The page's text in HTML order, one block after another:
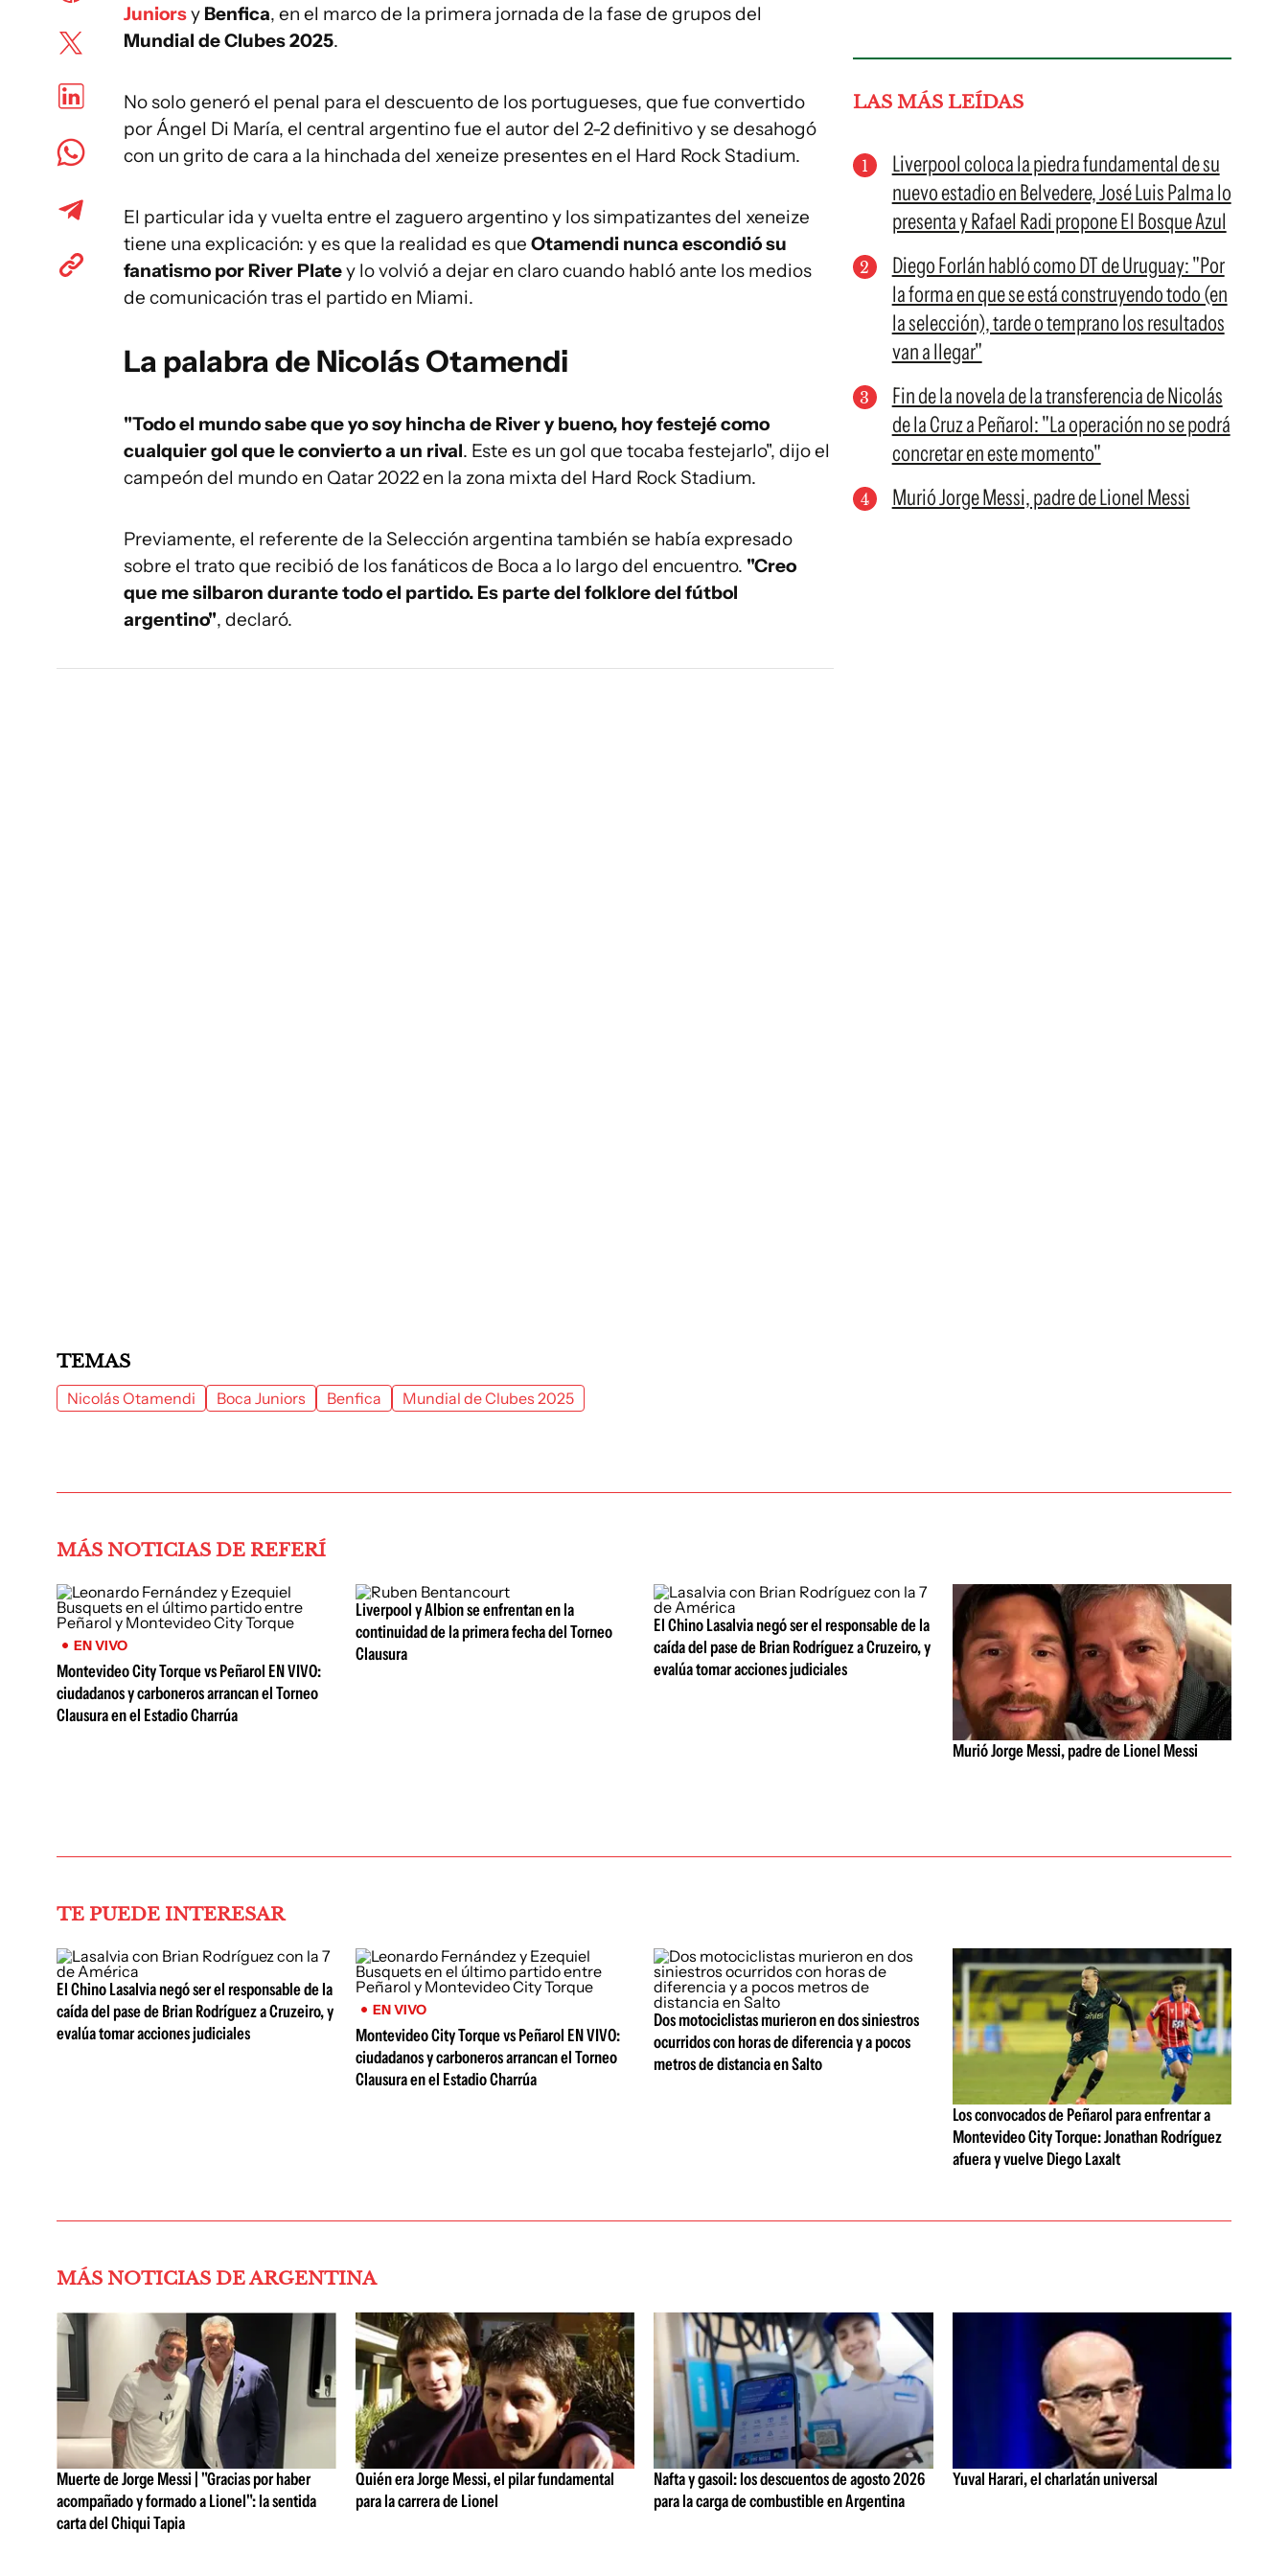
Juniorsy Benfica, en el marco de la primera jornada de la fase de grupos del
Mundial de Clubes 2025.
No solo generó el penal para el descuento de los portugueses, que fue convertido
por Ángel Di María, el central argentino fue el autor del 2-2 definitivo y se desahogó
con un grito de cara a la hinchada del xeneize presentes en el Hard Rock Stadium.
El particular ida y vuelta entre el zaguero argentino y los simpatizantes del xeneize
tiene una explicación: y es que la realidad es que Otamendi nunca escondió su
fanatismo por River Platey lo volvió a dejar en claro cuando habló ante los medios
de comunicación tras el partido en Miami.
La palabra de Nicolás Otamendi
"Todo el mundo sabe que yo soy hincha de River y bueno, hoy festejé como
cualquier gol que le convierto a un rival. Este es un gol que tocaba festejarlo", dijo el
campeón del mundo en Qatar 2022 en la zona mixta del Hard Rock Stadium.
Previamente, el referente de la Selección argentina también se había expresado
sobre el trato que recibió de los fanáticos de Boca a lo largo del encuentro. "Creo
que me silbaron durante todo el partido. Es parte del folklore del fútbol
argentino", declaró.
LAS MÁS LEÍDAS
Liverpool coloca la piedra fundamental de su
nuevo estadio en Belvedere, José Luis Palma lo
presenta y Rafael Radi propone El Bosque Azul
Diego Forlán habló como DT de Uruguay: "Por
la forma en que se está construyendo todo (en
la selección), tarde o temprano los resultados
van a llegar"
Fin de la novela de la transferencia de Nicolás
de la Cruz a Peñarol: "La operación no se podrá
concretar en este momento"
Murió Jorge Messi, padre de Lionel Messi
TEMAS
Nicolás Otamendi Boca Juniors Benfica Mundial de Clubes 2025
MÁS NOTICIAS DE REFERÍ
EN VIVO
Montevideo City Torque vs Peñarol EN VIVO:
ciudadanos y carboneros arrancan el Torneo
Clausura en el Estadio Charrúa
Liverpool y Albion se enfrentan en la
continuidad de la primera fecha del Torneo
Clausura
El Chino Lasalvia negó ser el responsable de la
caída del pase de Brian Rodríguez a Cruzeiro, y
evalúa tomar acciones judiciales
Murió Jorge Messi, padre de Lionel Messi
TE PUEDE INTERESAR
El Chino Lasalvia negó ser el responsable de la
caída del pase de Brian Rodríguez a Cruzeiro, y
evalúa tomar acciones judiciales
EN VIVO
Montevideo City Torque vs Peñarol EN VIVO:
ciudadanos y carboneros arrancan el Torneo
Clausura en el Estadio Charrúa
Dos motociclistas murieron en dos siniestros
ocurridos con horas de diferencia y a pocos
metros de distancia en Salto
Los convocados de Peñarol para enfrentar a
Montevideo City Torque: Jonathan Rodríguez
afuera y vuelve Diego Laxalt
MÁS NOTICIAS DE ARGENTINA
Muerte de Jorge Messi | "Gracias por haber
acompañado y formado a Lionel": la sentida
carta del Chiqui Tapia
Quién era Jorge Messi, el pilar fundamental
para la carrera de Lionel
Nafta y gasoil: los descuentos de agosto 2026
para la carga de combustible en Argentina
Yuval Harari, el charlatán universal